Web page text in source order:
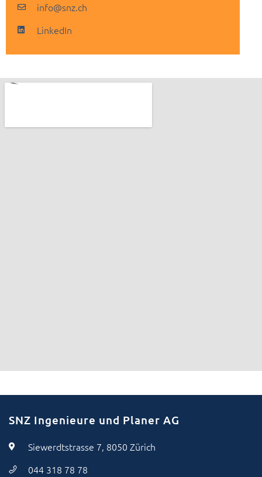
info@snz.ch
LinkedIn
SNZ Ingenieure und Planer AG
Siewerdtstrasse 7, 8050 Zürich
044 318 78 78